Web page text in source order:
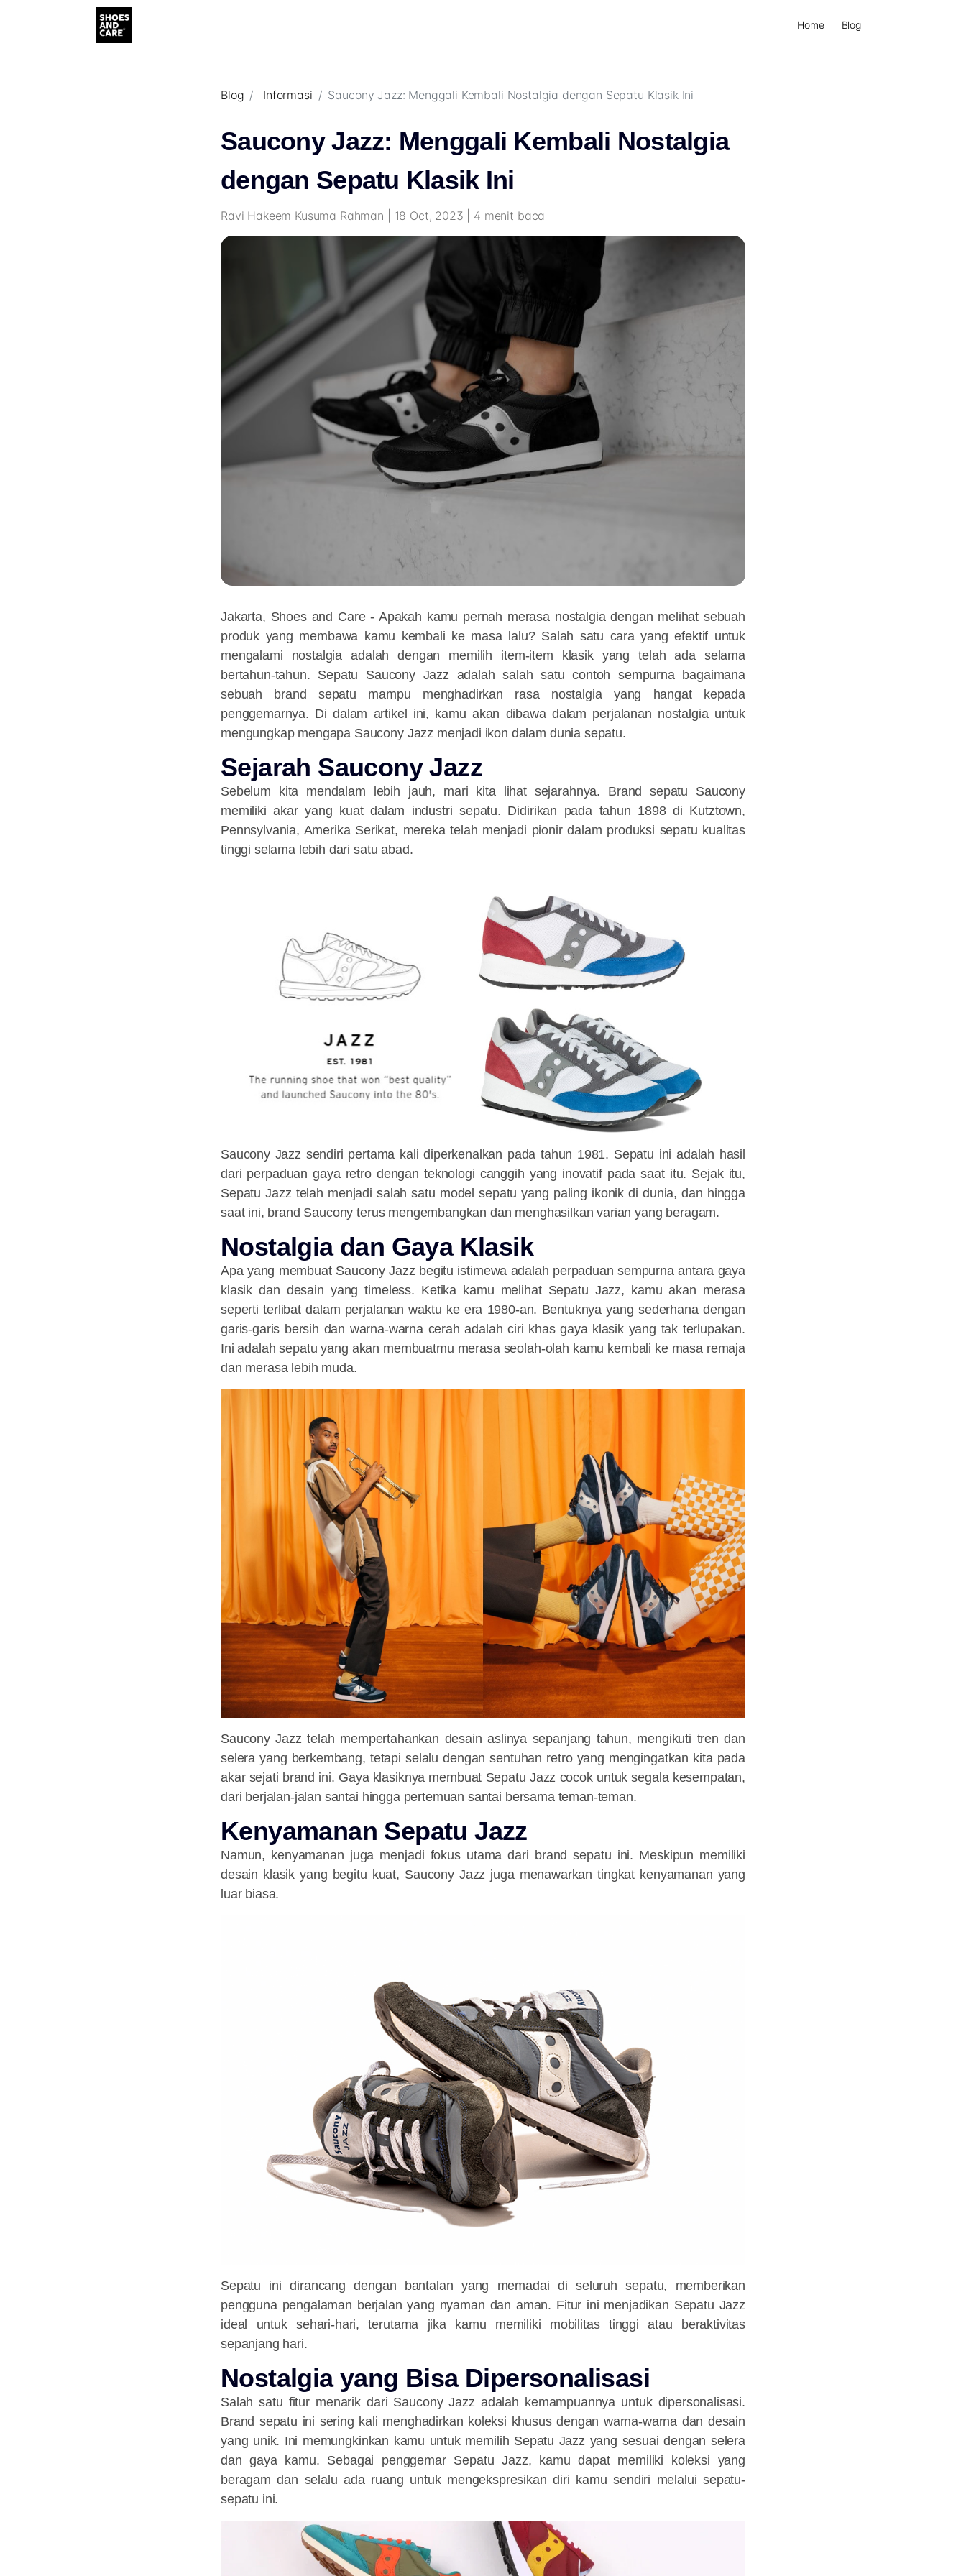
Home Blog
Blog Informasi Saucony Jazz: Menggali Kembali Nostalgia dengan Sepatu Klasik Ini
Saucony Jazz: Menggali Kembali Nostalgia
dengan Sepatu Klasik Ini
Ravi Hakeem Kusuma Rahman | 18 Oct, 2023 | 4 menit baca
Jakarta, Shoes and Care - Apakah kamu pernah merasa nostalgia dengan melihat sebuah
produk yang membawa kamu kembali ke masa lalu? Salah satu cara yang efektif untuk
mengalami nostalgia adalah dengan memilih item-item klasik yang telah ada selama
bertahun-tahun. Sepatu Saucony Jazz adalah salah satu contoh sempurna bagaimana
sebuah brand sepatu mampu menghadirkan rasa nostalgia yang hangat kepada
penggemarnya. Di dalam artikel ini, kamu akan dibawa dalam perjalanan nostalgia untuk
mengungkap mengapa Saucony Jazz menjadi ikon dalam dunia sepatu.
Sejarah Saucony Jazz
Sebelum kita mendalam lebih jauh, mari kita lihat sejarahnya. Brand sepatu Saucony
memiliki akar yang kuat dalam industri sepatu. Didirikan pada tahun 1898 di Kutztown,
Pennsylvania, Amerika Serikat, mereka telah menjadi pionir dalam produksi sepatu kualitas
tinggi selama lebih dari satu abad.
Saucony Jazz sendiri pertama kali diperkenalkan pada tahun 1981. Sepatu ini adalah hasil
dari perpaduan gaya retro dengan teknologi canggih yang inovatif pada saat itu. Sejak itu,
Sepatu Jazz telah menjadi salah satu model sepatu yang paling ikonik di dunia, dan hingga
saat ini, brand Saucony terus mengembangkan dan menghasilkan varian yang beragam.
Nostalgia dan Gaya Klasik
Apa yang membuat Saucony Jazz begitu istimewa adalah perpaduan sempurna antara gaya
klasik dan desain yang timeless. Ketika kamu melihat Sepatu Jazz, kamu akan merasa
seperti terlibat dalam perjalanan waktu ke era 1980-an. Bentuknya yang sederhana dengan
garis-garis bersih dan warna-warna cerah adalah ciri khas gaya klasik yang tak terlupakan.
Ini adalah sepatu yang akan membuatmu merasa seolah-olah kamu kembali ke masa remaja
dan merasa lebih muda.
Saucony Jazz telah mempertahankan desain aslinya sepanjang tahun, mengikuti tren dan
selera yang berkembang, tetapi selalu dengan sentuhan retro yang mengingatkan kita pada
akar sejati brand ini. Gaya klasiknya membuat Sepatu Jazz cocok untuk segala kesempatan,
dari berjalan-jalan santai hingga pertemuan santai bersama teman-teman.
Kenyamanan Sepatu Jazz
Namun, kenyamanan juga menjadi fokus utama dari brand sepatu ini. Meskipun memiliki
desain klasik yang begitu kuat, Saucony Jazz juga menawarkan tingkat kenyamanan yang
luar biasa.
Sepatu ini dirancang dengan bantalan yang memadai di seluruh sepatu, memberikan
pengguna pengalaman berjalan yang nyaman dan aman. Fitur ini menjadikan Sepatu Jazz
ideal untuk sehari-hari, terutama jika kamu memiliki mobilitas tinggi atau beraktivitas
sepanjang hari.
Nostalgia yang Bisa Dipersonalisasi
Salah satu fitur menarik dari Saucony Jazz adalah kemampuannya untuk dipersonalisasi.
Brand sepatu ini sering kali menghadirkan koleksi khusus dengan warna-warna dan desain
yang unik. Ini memungkinkan kamu untuk memilih Sepatu Jazz yang sesuai dengan selera
dan gaya kamu. Sebagai penggemar Sepatu Jazz, kamu dapat memiliki koleksi yang
beragam dan selalu ada ruang untuk mengekspresikan diri kamu sendiri melalui sepatu-
sepatu ini.